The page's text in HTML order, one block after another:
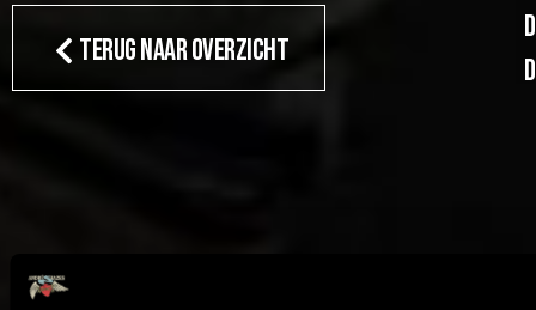
TERUG NAAR OVERZICHT